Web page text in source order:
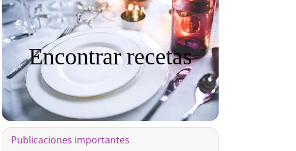
Encontrar recetas
Publicaciones importantes